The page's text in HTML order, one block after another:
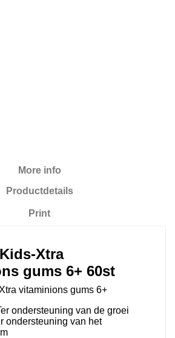
More info
Productdetails
Print
Xtra
gums 6+ 60st
vitaminions gums 6+
ondersteuning van de groei
ondersteuning van het